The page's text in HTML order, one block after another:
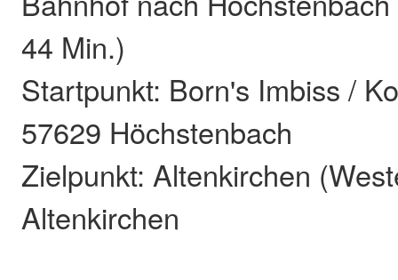
44 Min.)
Startpunkt: Born's Imbiss /
57629 Höchstenbach
Zielpunkt: Altenkirchen
Altenkirchen